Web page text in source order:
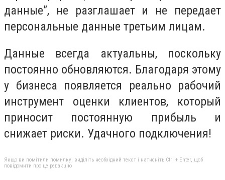
данные”, не разглашает и не передает
персональные данные третьим лицам.
Данные всегда актуальны, поскольку
постоянно обновляются. Благодаря этому
у бизнеса появляется реально рабочий
инструмент оценки клиентов, который
приносит постоянную прибыль и
снижает риски. Удачного подключения!
Якщо ви помітили помилку, виділіть необхідний текст і натисніть Ctrl + Enter, щоб
повідомити про це редакцію